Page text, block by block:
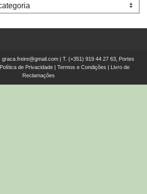
graca.freire@gmail.com| T. (+351) 919 44 27 63, Portes
Política de Privacidade| Termos e Condições
Livro de
Reclamações